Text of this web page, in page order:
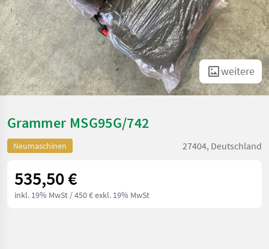
weitere
Grammer MSG95G/742
Neumaschinen 27404, Deutschland
535,50 €
inkl. 19% MwSt / 450 € exkl. 19% MwSt